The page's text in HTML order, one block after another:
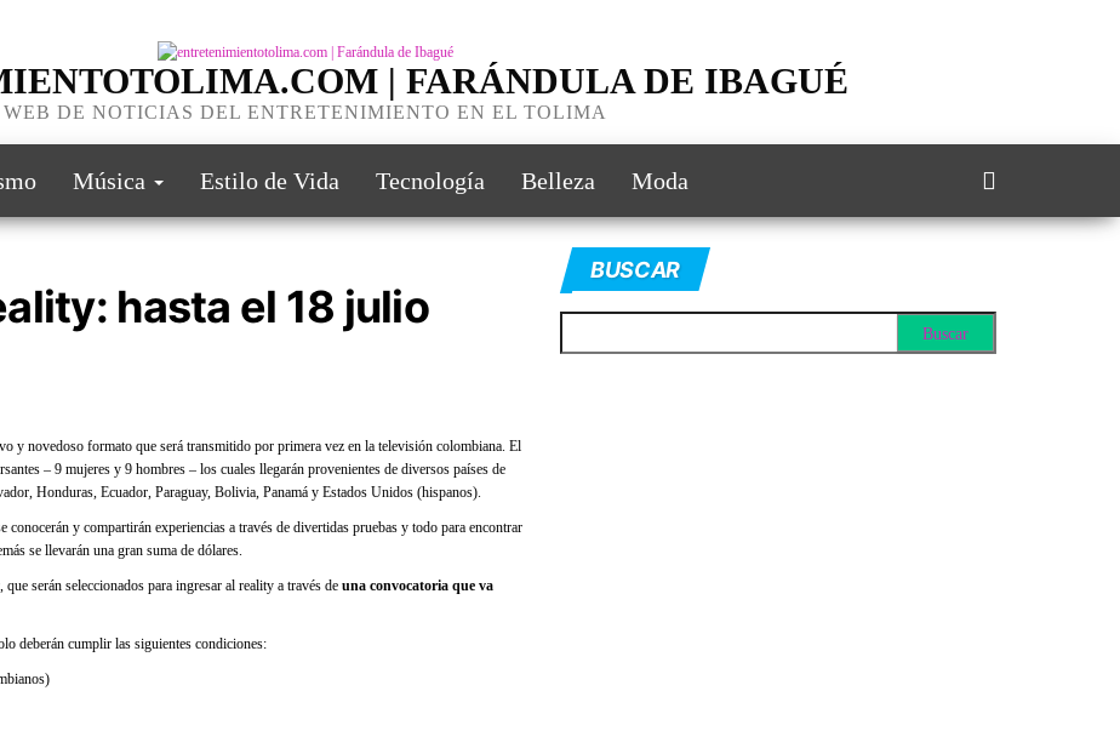
| FARÁNDULA DE IBAGUÉ
WEB DE NOTICIAS DEL ENTRETENIMIENTO EN EL TOLIMA
Música Estilo de Vida Tecnología Belleza Moda
hasta el 18 julio
y novedoso formato que será transmitido por primera vez en la televisión colombiana. El
– 9 mujeres y 9 hombres – los cuales llegarán provenientes de diversos países de
Honduras, Ecuador, Paraguay, Bolivia, Panamá y Estados Unidos (hispanos).
y compartirán experiencias a través de divertidas pruebas y todo para encontrar
se llevarán una gran suma de dólares.
serán seleccionados para ingresar al reality a través de una convocatoria que va
deberán cumplir las siguientes condiciones:
BUSCAR